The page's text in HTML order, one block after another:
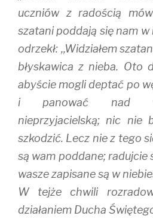
uczniów z radością
szatani poddają się nam w
odrzekł: ,,Widziałem
błyskawica z nieba. Oto
abyście mogli deptać po
i panować nad
nieprzyjacielską; nic nie
szkodzić. Lecz nie z tego
są wam poddane; radujcie
wasze zapisane są w
W tejże chwili
działaniem Ducha